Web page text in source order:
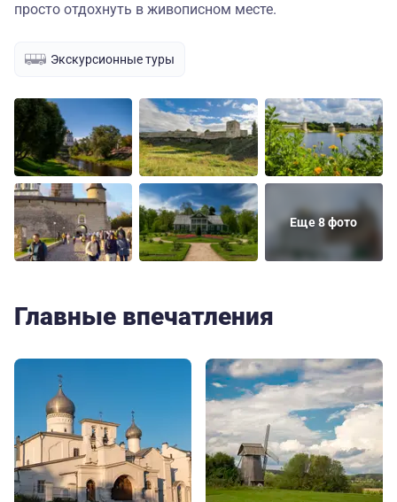
просто отдохнуть в живописном месте.
Экскурсионные туры
Еще 8 фото
Главные впечатления